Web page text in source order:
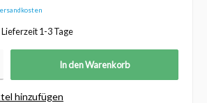
1-3 Tage
In den Warenkorb
hinzufügen